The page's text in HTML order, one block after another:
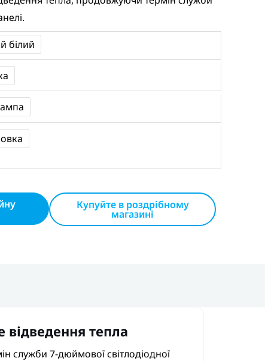
білий
Купуйте в роздрібному
магазині
відведення тепла
служби 7-дюймової світлодіодної